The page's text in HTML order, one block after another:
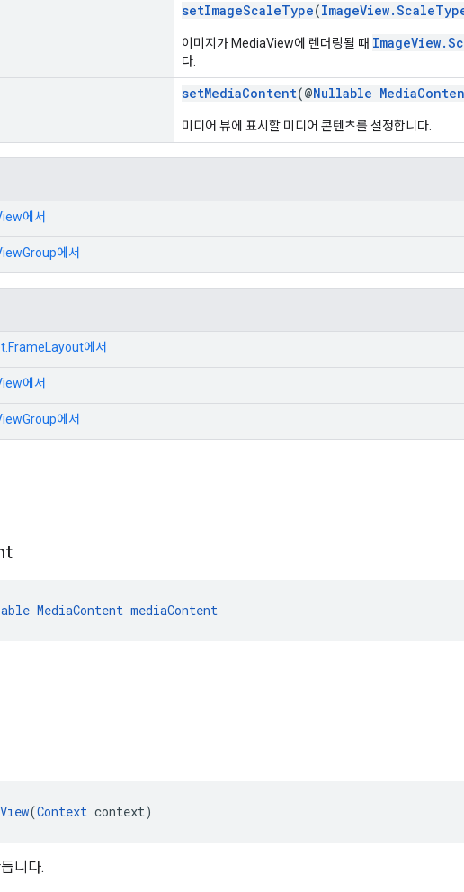
setImageScaleType(
이미지가 MediaView에 렌더링될 때
다.
setMediaContent(@Nullable
미디어 뷰에 표시할 미디어 콘텐츠를 설정합니다.
에서
에서
에서
에서
에서
MediaContent mediaContent
(Context context)
니다.